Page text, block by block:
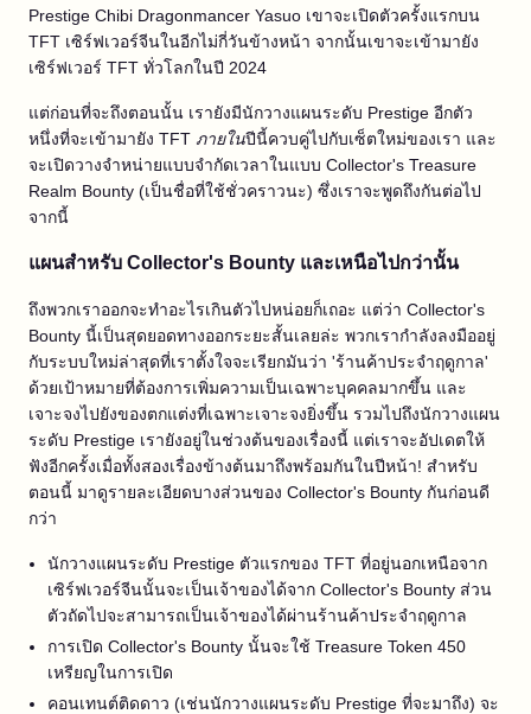
Prestige Chibi Dragonmancer Yasuo เขาจะเปิดตัวครั้งแรกบน
TFT เซิร์ฟเวอร์จีนในอีกไม่กี่วันข้างหน้า จากนั้นเขาจะเข้ามายัง
เซิร์ฟเวอร์ TFT ทั่วโลกในปี 2024
แต่ก่อนที่จะถึงตอนนั้น เรายังมีนักวางแผนระดับ Prestige อีกตัว
หนึ่งที่จะเข้ามายัง TFT ภายในปีนี้ควบคู่ไปกับเซ็ตใหม่ของเรา และ
จะเปิดวางจำหน่ายแบบจำกัดเวลาในแบบ Collector's Treasure
Realm Bounty (เป็นชื่อที่ใช้ชั่วคราวนะ) ซึ่งเราจะพูดถึงกันต่อไป
จากนี้
แผนสำหรับ Collector's Bounty และเหนือไปกว่านั้น
ถึงพวกเราออกจะทำอะไรเกินตัวไปหน่อยก็เถอะ แต่ว่า Collector's
Bounty นี้เป็นสุดยอดทางออกระยะสั้นเลยล่ะ พวกเรากำลังลงมืออยู่
กับระบบใหม่ล่าสุดที่เราตั้งใจจะเรียกมันว่า 'ร้านค้าประจำฤดูกาล'
ด้วยเป้าหมายที่ต้องการเพิ่มความเป็นเฉพาะบุคคลมากขึ้น และ
เจาะจงไปยังของตกแต่งที่เฉพาะเจาะจงยิ่งขึ้น รวมไปถึงนักวางแผน
ระดับ Prestige เรายังอยู่ในช่วงต้นของเรื่องนี้ แต่เราจะอัปเดตให้
ฟังอีกครั้งเมื่อทั้งสองเรื่องข้างต้นมาถึงพร้อมกันในปีหน้า! สำหรับ
ตอนนี้ มาดูรายละเอียดบางส่วนของ Collector's Bounty กันก่อนดี
กว่า
นักวางแผนระดับ Prestige ตัวแรกของ TFT ที่อยู่นอกเหนือจาก
เซิร์ฟเวอร์จีนนั้นจะเป็นเจ้าของได้จาก Collector's Bounty ส่วน
ตัวถัดไปจะสามารถเป็นเจ้าของได้ผ่านร้านค้าประจำฤดูกาล
การเปิด Collector's Bounty นั้นจะใช้ Treasure Token 450
เหรียญในการเปิด
คอนเทนต์ติดดาว (เช่นนักวางแผนระดับ Prestige ที่จะมาถึง) จะ